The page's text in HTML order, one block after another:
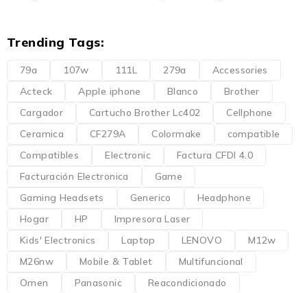
Trending Tags:
79a 107w 111L 279a
Accessories
Acteck
Apple iphone Blanco
Brother
Cargador
Cartucho Brother Lc402
Cellphone
Ceramica
CF279A Colormake
compatible
Compatibles
Electronic
Factura CFDI 4.0
Facturación Electronica
Game
Gaming Headsets
Generico
Headphone
Hogar
HP
Impresora Laser
Kids' Electronics
Laptop LENOVO
M12w
M26nw
Mobile & Tablet
Multifuncional
Omen
Panasonic Reacondicionado